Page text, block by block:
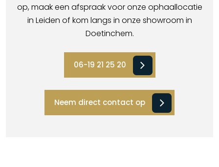
op, maak een afspraak voor onze ophaallocatie
in Leiden of kom langs in onze showroom in
Doetinchem.
06-19 21 25 20
Neem direct contact op